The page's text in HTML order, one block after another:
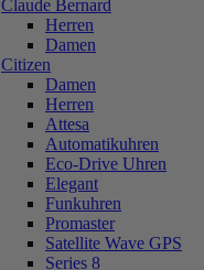
Claude Bernard
Herren
Damen
Citizen
Damen
Herren
Attesa
Automatikuhren
Eco-Drive Uhren
Elegant
Funkuhren
Promaster
Satellite Wave GPS
Series 8